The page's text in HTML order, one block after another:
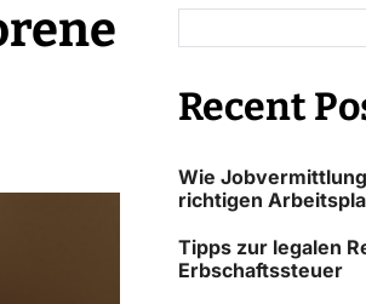
Recent
Wie
richtigen
Tipps zur legalen
Erbschaftssteuer